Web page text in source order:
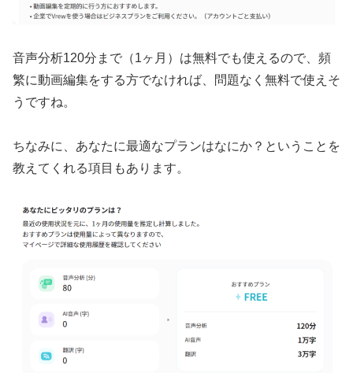
音声分析120分まで（1ヶ月）は無料でも使えるので、頻
繁に動画編集をする方でなければ、問題なく無料で使えそ
うですね。
ちなみに、あなたに最適なプランはなにか？ということを
教えてくれる項目もあります。